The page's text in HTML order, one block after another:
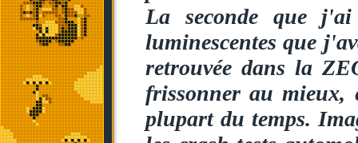
La seconde que
luminescentes que
retrouvée dans la
frissonner au mieux,
plupart du temps.